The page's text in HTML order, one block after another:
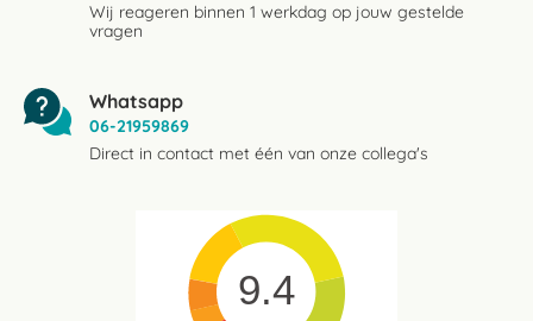
Wij reageren binnen 1 werkdag op jouw gestelde
vragen
Whatsapp
06-21959869
Direct in contact met één van onze collega's
9.4